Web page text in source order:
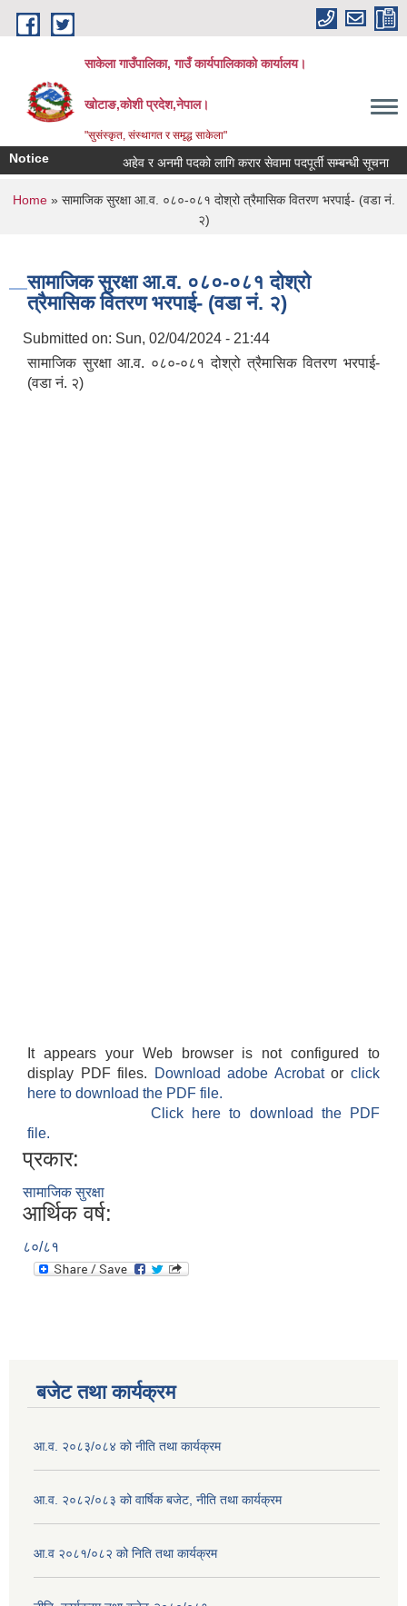
Skip to main content
साकेला गाउँपालिका, गाउँ कार्यपालिकाको कार्यालय।
खोटाङ,कोशी प्रदेश,नेपाल।
"सुसंस्कृत, संस्थागत र समृद्ध साकेला"
Notice अहेव र अनमी पदको लागि करार सेवामा पदपूर्ती सम्बन्धी सूचना
You are here
Home» सामाजिक सुरक्षा आ.व. ०८०-०८१ दोश्रो त्रैमासिक वितरण भरपाई- (वडा नं.
२)
सामाजिक सुरक्षा आ.व. ०८०-०८१ दोश्रो
त्रैमासिक वितरण भरपाई- (वडा नं. २)
Submitted on: Sun, 02/04/2024 - 21:44
सामाजिक सुरक्षा आ.व. ०८०-०८१ दोश्रो त्रैमासिक वितरण भरपाई-
(वडा नं. २)
It appears your Web browser is not configured to
display PDF files.
Download adobe Acrobatorclick
here to download the PDF file.
Click here to download the PDF
file.
प्रकार:
सामाजिक सुरक्षा
आर्थिक वर्ष:
८०/८१
बजेट तथा कार्यक्रम
आ.व. २०८३/०८४ को नीति तथा कार्यक्रम
आ.व. २०८२/०८३ को वार्षिक बजेट, नीति तथा कार्यक्रम
आ.व २०८१/०८२ को निति तथा कार्यक्रम